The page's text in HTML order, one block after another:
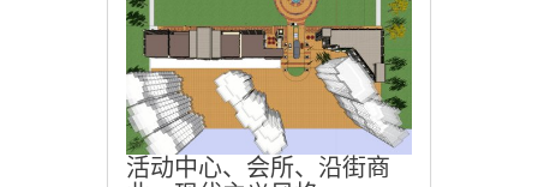
活动中心、会所、沿街商